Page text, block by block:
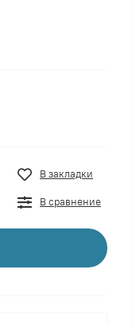
В закладки
В сравнение